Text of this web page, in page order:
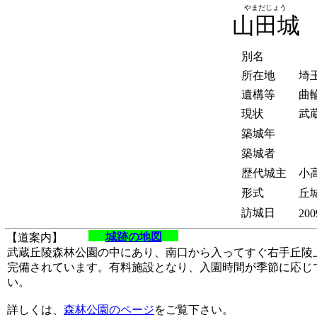
山田城
別名
所在地
埼
遺構等
曲
現状
武
築城年
築城者
歴代城主
小
形式
丘
訪城日
【道案内】 城跡の地図
やまだじょう
武蔵丘陵森林公園の中にあり、南口から入ってすぐ右手丘
完備されています。有料施設となり、入園時間が季節に応
い。
詳しくは、 森林公園のページをご覧下さい。